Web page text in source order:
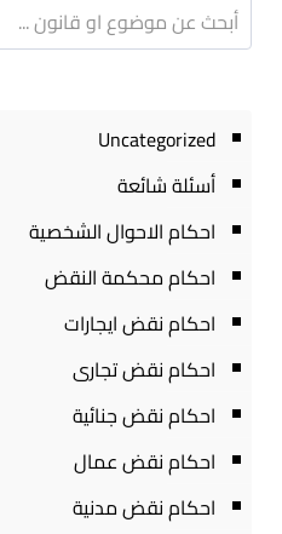
Uncategorized
أسئلة شائعة
احكام الاحوال الشخصية
احكام محكمة النقض
احكام نقض ايجارات
احكام نقض تجارى
احكام نقض جنائية
احكام نقض عمال
احكام نقض مدنية